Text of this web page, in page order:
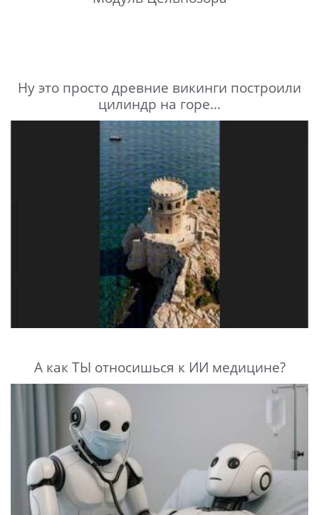
Ну это просто древние викинги построили
цилиндр на горе...
А как ТЫ относишься к ИИ медицине?